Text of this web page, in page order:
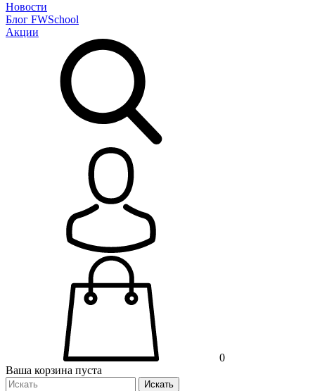
Новости
Блог FWSchool
Акции
0
Ваша корзина пуста
Искать